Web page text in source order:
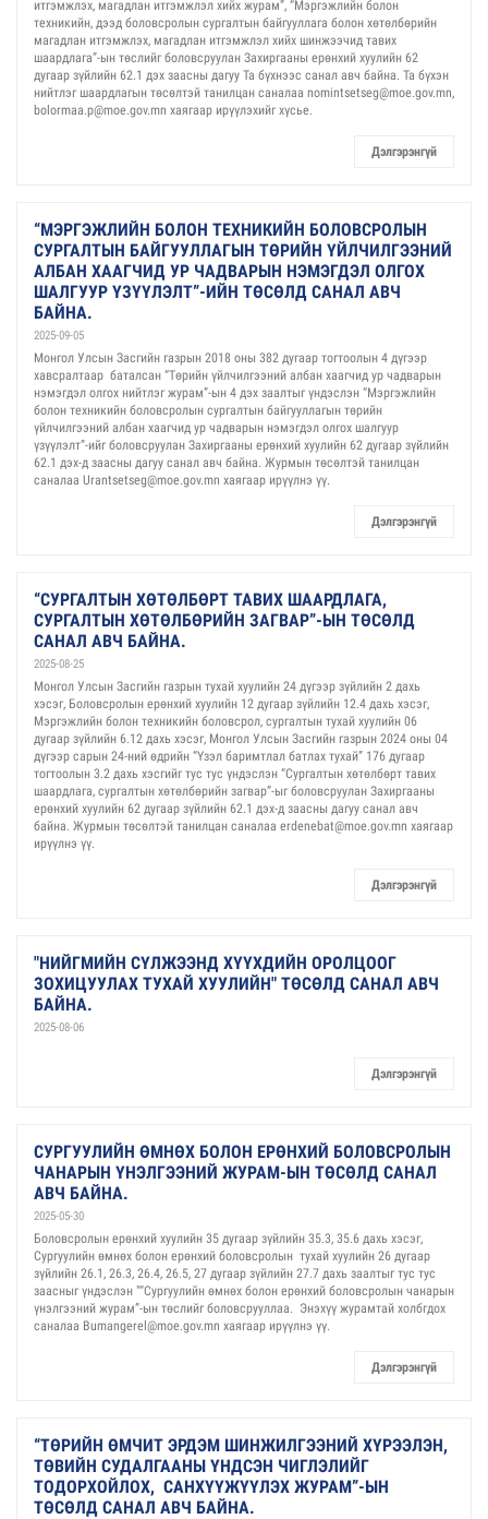
итгэмжлэх, магадлан итгэмжлэл хийх журам”, “Мэргэжлийн болон
техникийн, дээд боловсролын сургалтын байгууллага болон хөтөлбөрийн
магадлан итгэмжлэх, магадлан итгэмжлэл хийх шинжээчид тавих
шаардлага”-ын төслийг боловсруулан Захиргааны ерөнхий хуулийн 62
дугаар зүйлийн 62.1 дэх заасны дагуу Та бүхнээс санал авч байна. Та бүхэн
нийтлэг шаардлагын төсөлтэй танилцан саналаа nomintsetseg@moe.gov.mn,
bolormaa.p@moe.gov.mn хаягаар ирүүлэхийг хүсье.
Дэлгэрэнгүй
“МЭРГЭЖЛИЙН БОЛОН ТЕХНИКИЙН БОЛОВСРОЛЫН
СУРГАЛТЫН БАЙГУУЛЛАГЫН ТӨРИЙН ҮЙЛЧИЛГЭЭНИЙ
АЛБАН ХААГЧИД УР ЧАДВАРЫН НЭМЭГДЭЛ ОЛГОХ
ШАЛГУУР ҮЗҮҮЛЭЛТ”-ИЙН ТӨСӨЛД САНАЛ АВЧ
БАЙНА.
2025-09-05
Монгол Улсын Засгийн газрын 2018 оны 382 дугаар тогтоолын 4 дүгээр
хавсралтаар баталсан “Төрийн үйлчилгээний албан хаагчид ур чадварын
нэмэгдэл олгох нийтлэг журам”-ын 4 дэх заалтыг үндэслэн “Мэргэжлийн
болон техникийн боловсролын сургалтын байгууллагын төрийн
үйлчилгээний албан хаагчид ур чадварын нэмэгдэл олгох шалгуур
үзүүлэлт”-ийг боловсруулан Захиргааны ерөнхий хуулийн 62 дугаар зүйлийн
62.1 дэх-д заасны дагуу санал авч байна. Журмын төсөлтэй танилцан
саналаа Urantsetseg@moe.gov.mn хаягаар ирүүлнэ үү.
Дэлгэрэнгүй
“СУРГАЛТЫН ХӨТӨЛБӨРТ ТАВИХ ШААРДЛАГА,
СУРГАЛТЫН ХӨТӨЛБӨРИЙН ЗАГВАР”-ЫН ТӨСӨЛД
САНАЛ АВЧ БАЙНА.
2025-08-25
Монгол Улсын Засгийн газрын тухай хуулийн 24 дүгээр зүйлийн 2 дахь
хэсэг, Боловсролын ерөнхий хуулийн 12 дугаар зүйлийн 12.4 дахь хэсэг,
Мэргэжлийн болон техникийн боловсрол, сургалтын тухай хуулийн 06
дугаар зүйлийн 6.12 дахь хэсэг, Монгол Улсын Засгийн газрын 2024 оны 04
дүгээр сарын 24-ний өдрийн “Үзэл баримтлал батлах тухай” 176 дугаар
тогтоолын 3.2 дахь хэсгийг тус тус үндэслэн “Сургалтын хөтөлбөрт тавих
шаардлага, сургалтын хөтөлбөрийн загвар”-ыг боловсруулан Захиргааны
ерөнхий хуулийн 62 дугаар зүйлийн 62.1 дэх-д заасны дагуу санал авч
байна. Журмын төсөлтэй танилцан саналаа erdenebat@moe.gov.mn хаягаар
ирүүлнэ үү.
Дэлгэрэнгүй
"НИЙГМИЙН СҮЛЖЭЭНД ХҮҮХДИЙН ОРОЛЦООГ
ЗОХИЦУУЛАХ ТУХАЙ ХУУЛИЙН" ТӨСӨЛД САНАЛ АВЧ
БАЙНА.
2025-08-06
Дэлгэрэнгүй
СУРГУУЛИЙН ӨМНӨХ БОЛОН ЕРӨНХИЙ БОЛОВСРОЛЫН
ЧАНАРЫН ҮНЭЛГЭЭНИЙ ЖУРАМ-ЫН ТӨСӨЛД САНАЛ
АВЧ БАЙНА.
2025-05-30
Боловсролын ерөнхий хуулийн 35 дугаар зүйлийн 35.3, 35.6 дахь хэсэг,
Сургуулийн өмнөх болон ерөнхий боловсролын тухай хуулийн 26 дугаар
зүйлийн 26.1, 26.3, 26.4, 26.5, 27 дугаар зүйлийн 27.7 дахь заалтыг тус тус
заасныг үндэслэн "“Сургуулийн өмнөх болон ерөнхий боловсролын чанарын
үнэлгээний журам”-ын төслийг боловсрууллаа. Энэхүү журамтай холбгдох
саналаа Bumangerel@moe.gov.mn хаягаар ирүүлнэ үү.
Дэлгэрэнгүй
“ТӨРИЙН ӨМЧИТ ЭРДЭМ ШИНЖИЛГЭЭНИЙ ХҮРЭЭЛЭН,
ТӨВИЙН СУДАЛГААНЫ ҮНДСЭН ЧИГЛЭЛИЙГ
ТОДОРХОЙЛОХ, САНХҮҮЖҮҮЛЭХ ЖУРАМ”-ЫН
ТӨСӨЛД САНАЛ АВЧ БАЙНА.